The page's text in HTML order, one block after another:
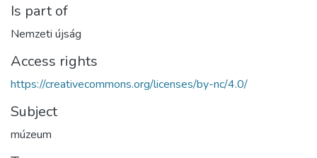
Is part of
Nemzeti újság
Access rights
https://creativecommons.org/licenses/by-nc/4.0/
Subject
múzeum